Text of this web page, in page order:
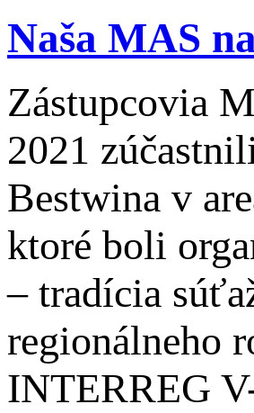
Naša MAS
Zástupcovia
2021
Bestwina v
ktoré boli
– tradícia
regionálneho
INTERREG